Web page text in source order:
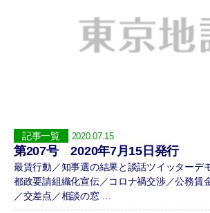
記事一覧 2020.07.15
第207号 2020年7月15日発行
最賃行動／知事選の結果と談話ツイッターデ
都政要請組織化宣伝／コロナ禍交渉／公務賃
／交差点／相談の窓 …